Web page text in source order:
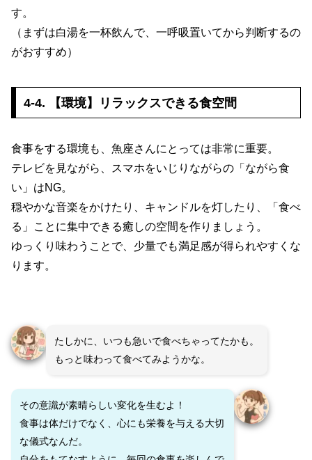
す。
（まずは白湯を一杯飲んで、一呼吸置いてから判断するの
がおすすめ）
4-4. 【環境】リラックスできる食空間
食事をする環境も、魚座さんにとっては非常に重要。
テレビを見ながら、スマホをいじりながらの「ながら食
い」はNG。
穏やかな音楽をかけたり、キャンドルを灯したり、「食べ
る」ことに集中できる癒しの空間を作りましょう。
ゆっくり味わうことで、少量でも満足感が得られやすくな
ります。
たしかに、いつも急いで食べちゃってたかも。
もっと味わって食べてみようかな。
その意識が素晴らしい変化を生むよ！
食事は体だけでなく、心にも栄養を与える大切
な儀式なんだ。